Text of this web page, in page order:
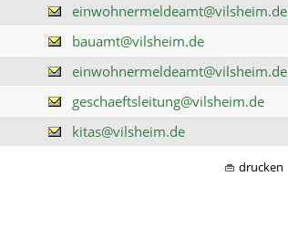
einwohnermeldeamt@vilsheim.de
bauamt@vilsheim.de
einwohnermeldeamt@vilsheim.de
geschaeftsleitung@vilsheim.de
kitas@vilsheim.de
drucken